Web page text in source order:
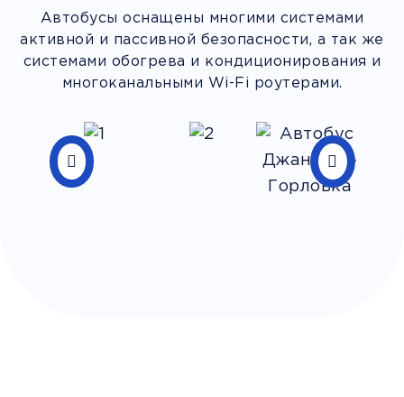
Автобусы оснащены многими системами
активной и пассивной безопасности, а так же
системами обогрева и кондиционирования и
многоканальными Wi-Fi роутерами.